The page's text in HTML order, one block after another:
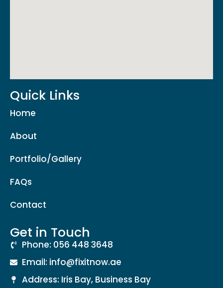
Quick Links
Home
About
Portfolio/Gallery
FAQs
Contact
Get in Touch
Phone: 056 448 3648
Email: info@fixitnow.ae
Address: Iris Bay, Business Bay